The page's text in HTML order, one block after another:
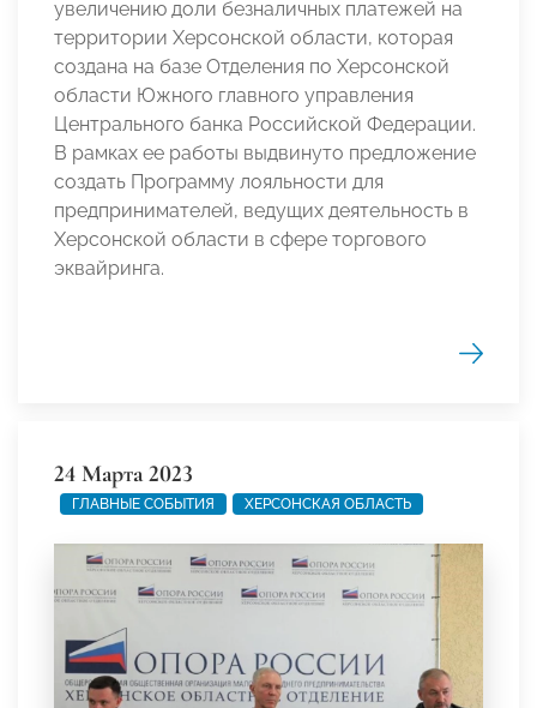
увеличению доли безналичных платежей на
территории Херсонской области, которая
создана на базе Отделения по Херсонской
области Южного главного управления
Центрального банка Российской Федерации.
В рамках ее работы выдвинуто предложение
создать Программу лояльности для
предпринимателей, ведущих деятельность в
Херсонской области в сфере торгового
эквайринга.
24 Марта 2023
ГЛАВНЫЕ СОБЫТИЯ ХЕРСОНСКАЯ ОБЛАСТЬ